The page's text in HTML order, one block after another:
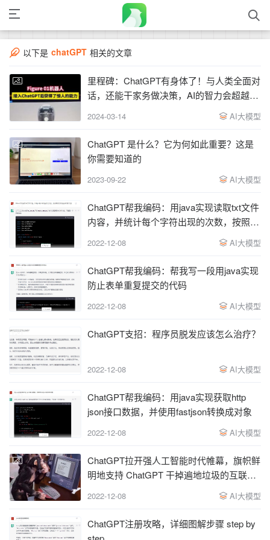
以下是 chatGPT 相关的文章
里程碑：ChatGPT有身体了！与人类全面对
话，还能干家务做决策，AI的智力会超越人
2024-03-14 AI大模型
ChatGPT 是什么？它为何如此重要？这是
你需要知道的
2023-09-22 AI大模型
ChatGPT帮我编码：用java实现读取txt文件
内容，并统计每个字符出现的次数，按照降
2022-12-08 AI大模型
ChatGPT帮我编码：帮我写一段用java实现
防止表单重复提交的代码
2022-12-08 AI大模型
ChatGPT支招：程序员脱发应该怎么治疗？
2022-12-08 AI大模型
ChatGPT帮我编码：用java实现获取http
json接口数据，并使用fastjson转换成对象
2022-12-08 AI大模型
ChatGPT拉开强人工智能时代帷幕，旗帜鲜
明地支持 ChatGPT 干掉遍地垃圾的互联网
2022-12-08 AI大模型
ChatGPT注册攻略，详细图解步骤 step by